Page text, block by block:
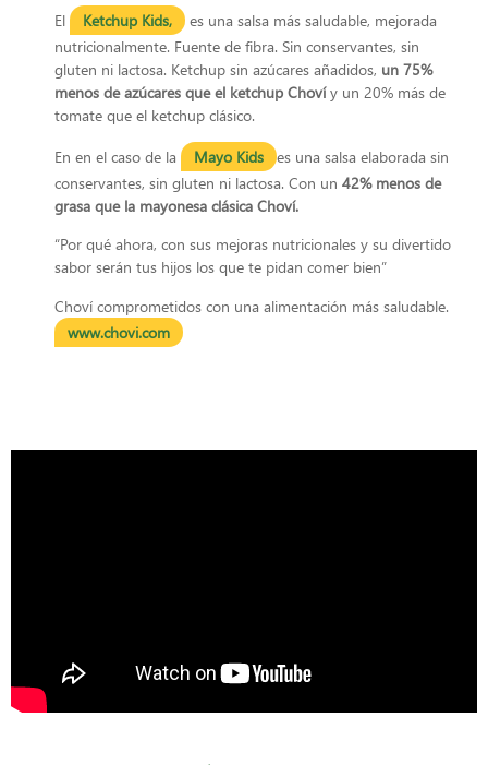
El Ketchup Kids,
es una salsa más saludable, mejorada
nutricionalmente. Fuente de fibra. Sin conservantes, sin
gluten ni lactosa. Ketchup sin azúcares añadidos, un 75%
menos de azúcares que el ketchup Chovíy un 20% más de
tomate que el ketchup clásico.
En en el caso de la Mayo Kids
es una salsa elaborada sin
conservantes, sin gluten ni lactosa. Con un 42% menos de
grasa que la mayonesa clásica Choví.
“Por qué ahora, con sus mejoras nutricionales y su divertido
sabor serán tus hijos los que te pidan comer bien”
Choví comprometidos con una alimentación más saludable.
www.chovi.com